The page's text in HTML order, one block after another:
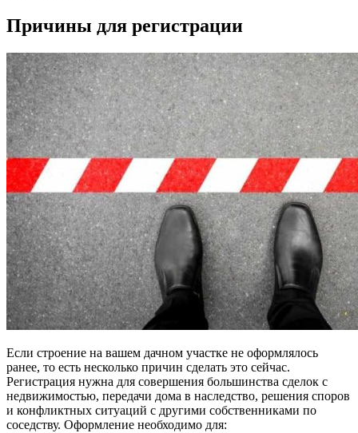
Причины для регистрации
Если строение на вашем дачном участке не оформлялось
ранее, то есть несколько причин сделать это сейчас.
Регистрация нужна для совершения большинства сделок с
недвижимостью, передачи дома в наследство, решения споров
и конфликтных ситуаций с другими собственниками по
соседству. Оформление необходимо для: